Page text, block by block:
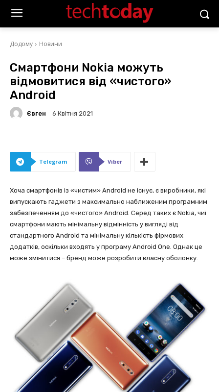
Додому Новини
Смартфони Nokia можуть
відмовитися від «чистого»
Android
Євген 6 Квітня 2021
Telegram Viber
Хоча смартфонів із «чистим» Android не існує, є виробники, які
випускають гаджети з максимально наближеним програмним
забезпеченням до «чистого» Android. Серед таких є Nokia, чиї
смартфони мають мінімальну відмінність у вигляді від
стандартного Android та мінімальну кількість фірмових
додатків, оскільки входять у програму Android One. Однак це
може змінитися – бренд може розробити власну оболонку.